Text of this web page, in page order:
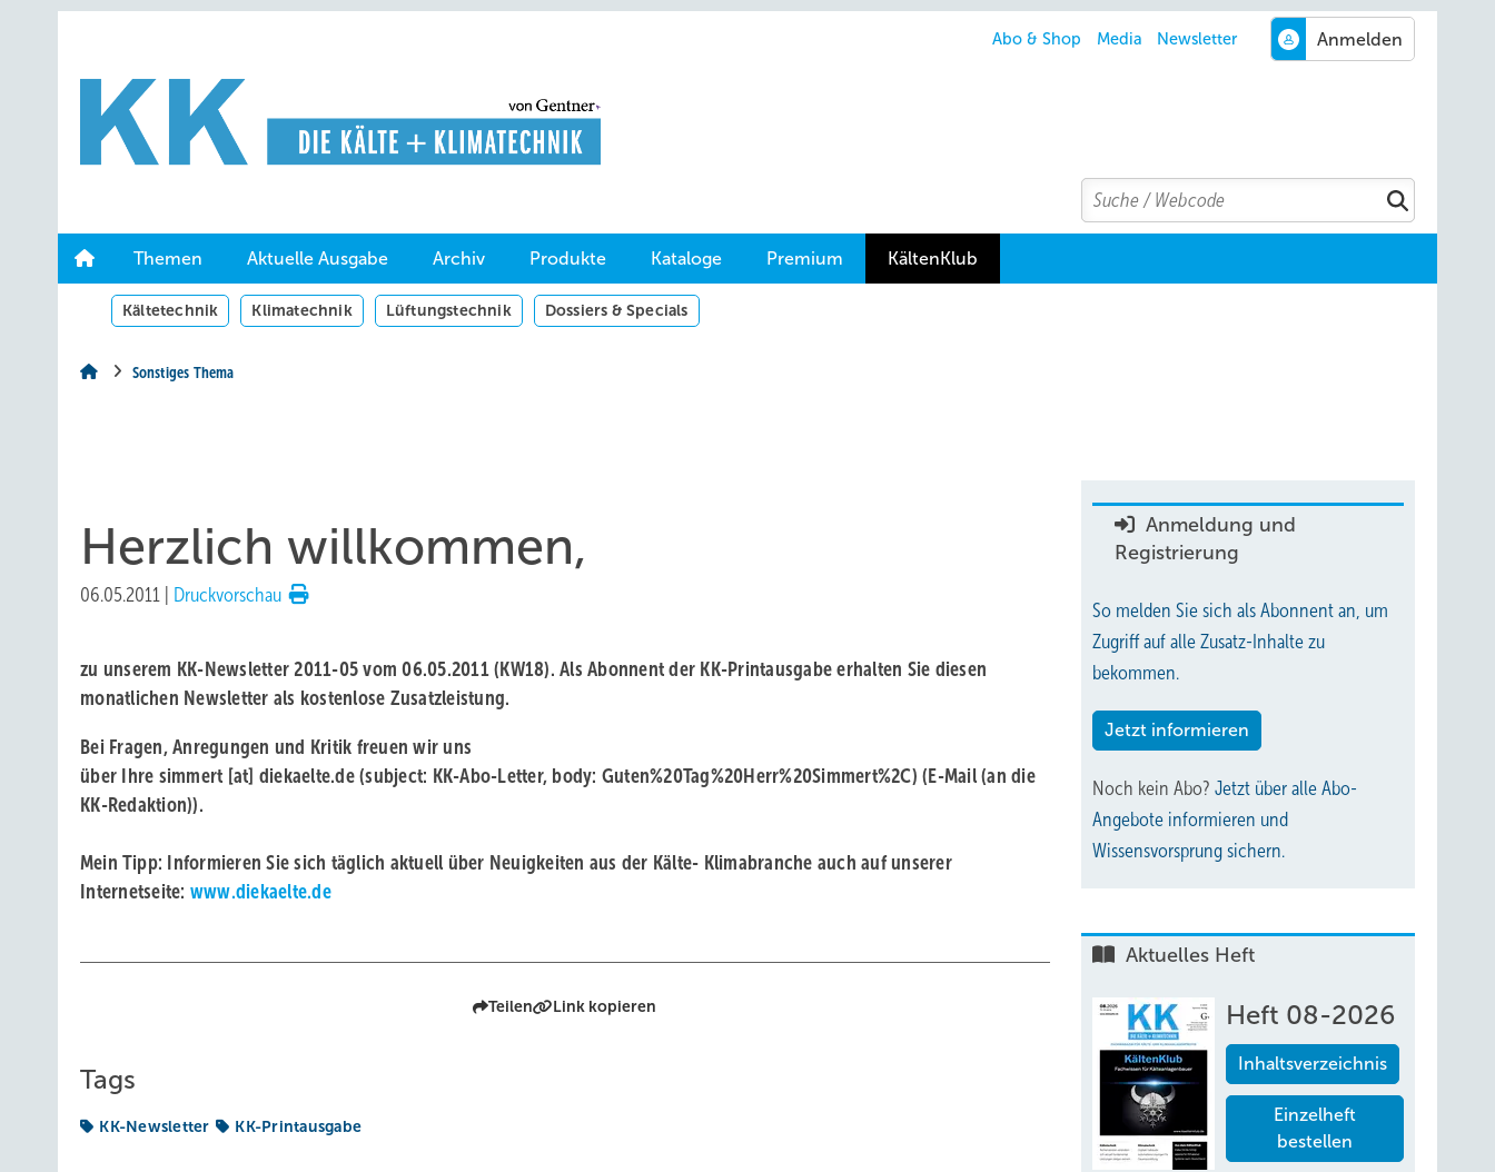
Hauptinhalt
Hauptmenü
Abo & Shop Media Newsletter
Search
Suchen
Themen Aktuelle Ausgabe Archiv Produkte Kataloge Premium KältenKlub
Kältetechnik Klimatechnik Lüftungstechnik Dossiers & Specials
Sonstiges Thema
Herzlich willkommen,
06.05.2011 Druckvorschau
zu unserem KK-Newsletter 2011-05 vom 06.05.2011 (KW18). Als Abonnent der KK-Printausgabe erhalten Sie diesen
monatlichen Newsletter als kostenlose Zusatzleistung.
Bei Fragen, Anregungen und Kritik freuen wir uns
über Ihre simmert [at] diekaelte.de(subject: KK-Abo-Letter, body: Guten%20Tag%20Herr%20Simmert%2C) (E-Mail (an die
KK-Redaktion)).
Mein Tipp: Informieren Sie sich täglich aktuell über Neuigkeiten aus der Kälte- Klimabranche auch auf unserer
Internetseite: www.diekaelte.de
Teilen Link kopieren
Tags
KK-Newsletter KK-Printausgabe
Anmeldung und
Registrierung
So melden Sie sich als Abonnent an, um
Zugriff auf alle Zusatz-Inhalte zu
bekommen.
Jetzt informieren
Noch kein Abo? Jetzt über alle Abo-
Angebote informieren und
Wissensvorsprung sichern.
Aktuelles Heft
Heft 08-2026
Inhaltsverzeichnis
Einzelheft
bestellen